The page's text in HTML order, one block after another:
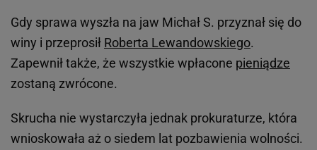
Gdy sprawa wyszła na jaw Michał S. przyznał się do
winy i przeprosił Roberta Lewandowskiego.
Zapewnił także, że wszystkie wpłacone pieniądze
zostaną zwrócone.
Skrucha nie wystarczyła jednak prokuraturze, która
wnioskowała aż o siedem lat pozbawienia wolności.